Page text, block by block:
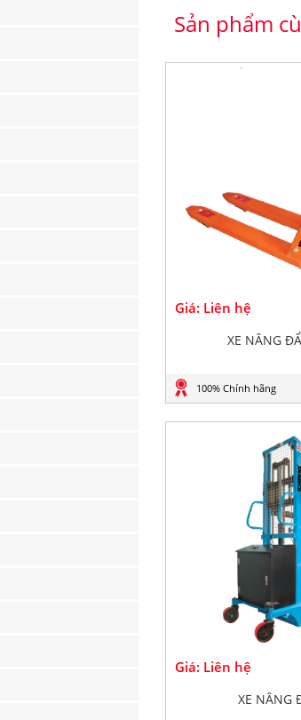
Sản phẩm
Giá: Liên hệ
XE NÂNG
100% Chính hãng
Giá: Liên hệ
XE NÂNG